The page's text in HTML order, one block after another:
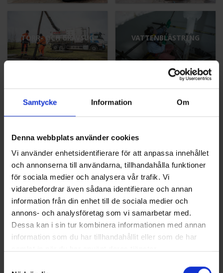
Samtycke Information Om
Denna webbplats använder cookies
Vi använder enhetsidentifierare för att anpassa innehållet
och annonserna till användarna, tillhandahålla funktioner
för sociala medier och analysera vår trafik. Vi
vidarebefordrar även sådana identifierare och annan
information från din enhet till de sociala medier och
annons- och analysföretag som vi samarbetar med.
Dessa kan i sin tur kombinera informationen med annan
information som du har tillhandahållit eller som de har
PLANERING
UNDERHÅLL
SERVICE
AVLOPPSJOUR
AVLOPPSSPOLNING
SANERING
TORR- OCH GRÄVSUG VATTENBLÄSTRING
VATTENBILNING